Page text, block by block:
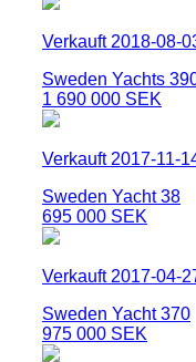
Verkauft 2018-08-
Sweden Yachts
1 690 000 SEK
Verkauft 2017-11-
Sweden Yacht 38
695 000 SEK
Verkauft 2017-04-
Sweden Yacht 370
975 000 SEK